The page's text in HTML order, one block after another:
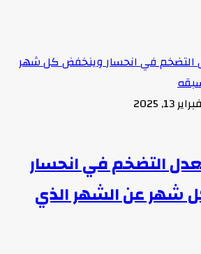
فبراير 13, 2025
التضخم في انحسار
شهر عن الشهر الذي